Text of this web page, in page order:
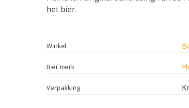
het bier.
Winkel
Bier merk
Verpakking